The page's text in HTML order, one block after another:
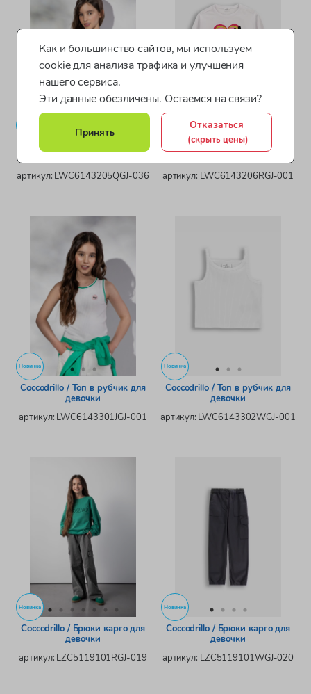
Coccodrillo / Футболка с
артикул: LWC6143205QGJ-036
Coccodrillo / Футболка с
артикул: LWC6143206RGJ-001
Новинка
Coccodrillo / Топ в рубчик для
девочки
артикул: LWC6143301JGJ-001
Новинка
Coccodrillo / Топ в рубчик для
девочки
артикул: LWC6143302WGJ-001
Новинка
Coccodrillo / Брюки карго для
девочки
артикул: LZC5119101RGJ-019
Новинка
Coccodrillo / Брюки карго для
девочки
артикул: LZC5119101WGJ-020
Как и большинство сайтов, мы используем
cookie для анализа трафика и улучшения
нашего сервиса.
Эти данные обезличены. Остаемся на связи?
Принять
Отказаться
(скрыть цены)